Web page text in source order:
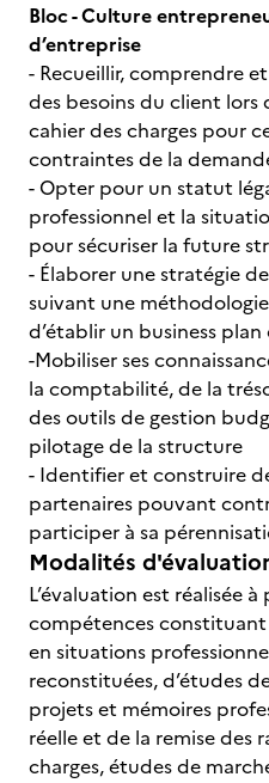
Bloc - Culture
d’entreprise
- Recueillir, comprendre
des besoins du client lors
cahier des charges pour
contraintes de la
- Opter pour un statut
professionnel et la
pour sécuriser la future
- Élaborer une stratégie
suivant une
d’établir un business
-Mobiliser ses
la comptabilité, de la
des outils de gestion
pilotage de la structure
- Identifier et construire
partenaires pouvant
participer à sa
Modalités
L’évaluation est réalisée
compétences constituant
en situations
reconstituées, d’études
projets et mémoires
réelle et de la remise des
charges, études de